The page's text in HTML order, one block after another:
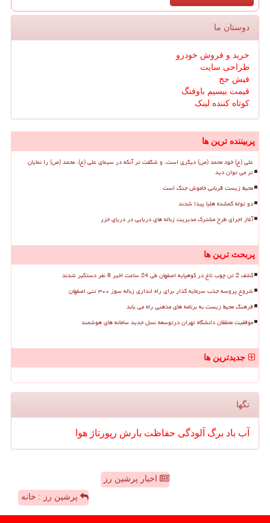
دوستان ما
خرید و فروش خودرو
طراحی سایت
فیش حج
قیمت بیسیم باوفنگ
کوتاه کننده لینک
پربیننده ترین ها
علی (ع) خود محمد (ص) دیگری است، و شگفت تر آنکه در سیمای علی (ع)، محمد (ص) را نمایان
تر می توان دید
محیط زیست قربانی خاموش جنگ است
دو توله گمشده هلیا پیدا شدند
آغاز اجرای طرح مشترک مدیریت زباله های دریایی در دریای خزر
پربحث ترین ها
کشف 2 تن چوب تاغ در کوهپایه اصفهان طی 24 ساعت اخیر 8 نفر دستگیر شدند
شروع پروسه جذب سرمایه گذار برای راه اندازی زباله سوز ۳۰۰ تنی اصفهان
فرهنگ محیط زیست به برنامه های مذهبی راه می یابد
موفقیت محققان دانشگاه تهران درتوسعه نسل جدید سامانه های هوشمند
جدیدترین ها
تگها
آب باد برگ آلودگی حفاظت بارش رپورتاژ هوا
اخبار پرشین رز
پرشین رز : خانه